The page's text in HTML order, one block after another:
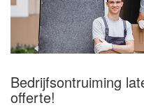
Bedrijfsontruiming
offerte!